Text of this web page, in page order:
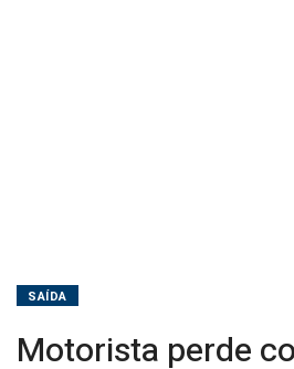
SAÍDA
Motorista perde